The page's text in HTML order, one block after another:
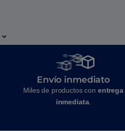
Envío inmediato
Miles de productos con entrega
inmediata.